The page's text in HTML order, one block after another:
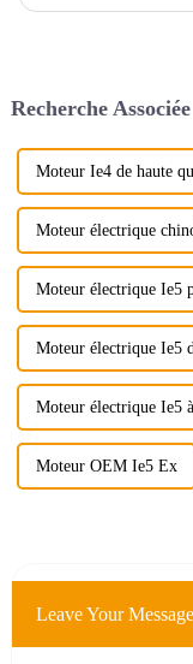
surchauffe des
problèmes de
Recherche Associée
Moteur Ie4 de haute
Moteur électrique
Moteur électrique Ie5
Moteur électrique Ie5
Moteur électrique Ie5
Moteur OEM Ie5 Ex
Leave Your Message